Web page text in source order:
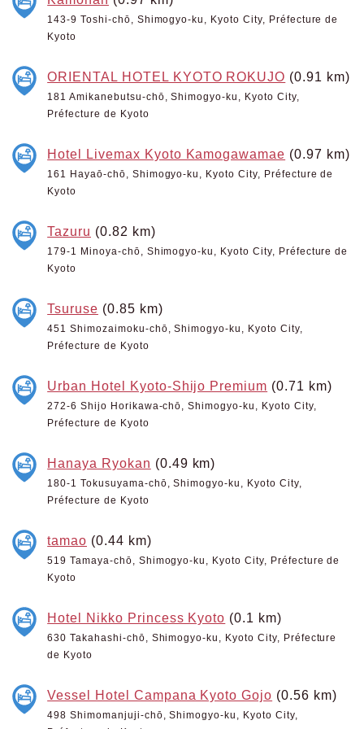
143-9 Toshi-chō, Shimogyo-ku, Kyoto City, Préfecture de
Kyoto
ORIENTAL HOTEL KYOTO ROKUJO (0.91 km)
181 Amikanebutsu-chō, Shimogyo-ku, Kyoto City,
Préfecture de Kyoto
Hotel Livemax Kyoto Kamogawamae (0.97 km)
161 Hayaō-chō, Shimogyo-ku, Kyoto City, Préfecture de
Kyoto
Tazuru (0.82 km)
179-1 Minoya-chō, Shimogyo-ku, Kyoto City, Préfecture de
Kyoto
Tsuruse (0.85 km)
451 Shimozaimoku-chō, Shimogyo-ku, Kyoto City,
Préfecture de Kyoto
Urban Hotel Kyoto-Shijo Premium (0.71 km)
272-6 Shijo Horikawa-chō, Shimogyo-ku, Kyoto City,
Préfecture de Kyoto
Hanaya Ryokan (0.49 km)
180-1 Tokusuyama-chō, Shimogyo-ku, Kyoto City,
Préfecture de Kyoto
tamao (0.44 km)
519 Tamaya-chō, Shimogyo-ku, Kyoto City, Préfecture de
Kyoto
Hotel Nikko Princess Kyoto (0.1 km)
630 Takahashi-chō, Shimogyo-ku, Kyoto City, Préfecture
de Kyoto
Vessel Hotel Campana Kyoto Gojo (0.56 km)
498 Shimomanjuji-chō, Shimogyo-ku, Kyoto City,